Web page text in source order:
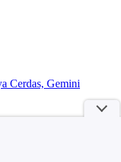
Cerdas, Gemini